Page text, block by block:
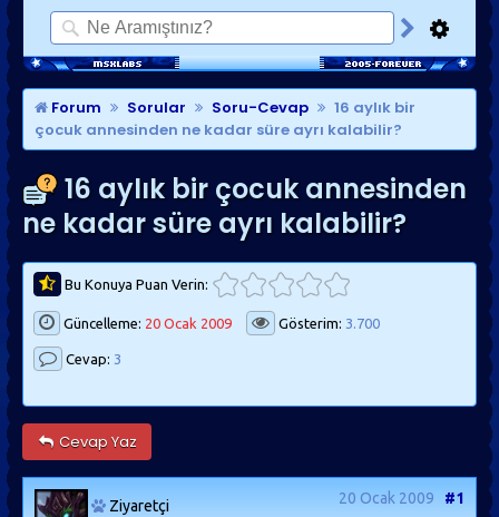
GÜNLÜKLER
SON MESAJLAR
KISAYOLLAR
Forum Sorular Soru-Cevap
16 aylık bir
çocuk annesinden ne kadar süre ayrı kalabilir?
16 aylık bir çocuk annesinden
ne kadar süre ayrı kalabilir?
Bu Konuya Puan Verin:
Güncelleme: 20 Ocak 2009 Gösterim: 3.700
Cevap: 3
Cevap Yaz
Ziyaretçi 20 Ocak 2009 #1